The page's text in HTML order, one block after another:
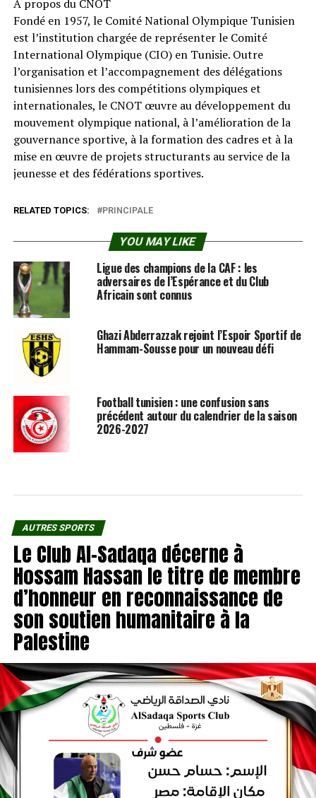
À propos du CNOT
Fondé en 1957, le Comité National Olympique Tunisien
est l’institution chargée de représenter le Comité
International Olympique (CIO) en Tunisie. Outre
l’organisation et l’accompagnement des délégations
tunisiennes lors des compétitions olympiques et
internationales, le CNOT œuvre au développement du
mouvement olympique national, à l’amélioration de la
gouvernance sportive, à la formation des cadres et à la
mise en œuvre de projets structurants au service de la
jeunesse et des fédérations sportives.
RELATED TOPICS: PRINCIPALE
YOU MAY LIKE
Ligue des champions de la CAF : les
adversaires de l’Espérance et du Club
Africain sont connus
Ghazi Abderrazzak rejoint l’Espoir Sportif de
Hammam-Sousse pour un nouveau défi
Football tunisien : une confusion sans
précédent autour du calendrier de la saison
2026-2027
AUTRES SPORTS
Le Club Al-Sadaqa décerne à
Hossam Hassan le titre de membre
d’honneur en reconnaissance de
son soutien humanitaire à la
Palestine